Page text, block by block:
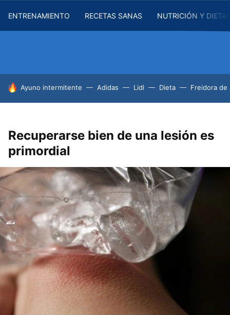
ENTRENAMIENTO RECETAS SANAS NUTRICIÓN Y
HOY SE HABLA DE
Ayuno intermitente Adidas Lidl Dieta Freidora de
Recuperarse bien de una lesión es
primordial